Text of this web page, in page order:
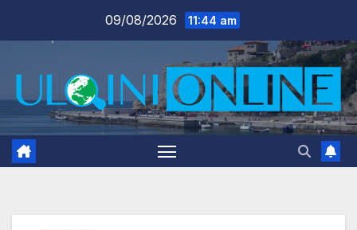
09/08/2026 11:44 am